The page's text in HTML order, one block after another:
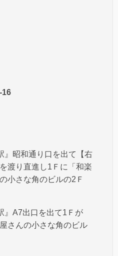
16
』昭和通り口を出て【右
渡り直進し1Ｆに「和楽
小さな角のビルの2Ｆ
』A7出口を出て1Ｆが
さんの小さな角のビル